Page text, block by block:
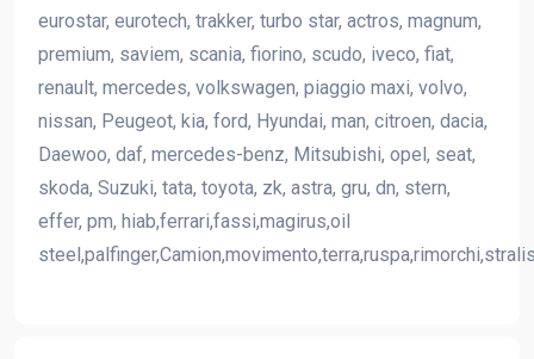
eurostar, eurotech, trakker, turbo star, actros, magnum,
premium, saviem, scania, fiorino, scudo, iveco, fiat,
renault, mercedes, volkswagen, piaggio maxi, volvo,
nissan, Peugeot, kia, ford, Hyundai, man, citroen, dacia,
Daewoo, daf, mercedes-benz, Mitsubishi, opel, seat,
skoda, Suzuki, tata, toyota, zk, astra, gru, dn, stern,
effer, pm, hiab,ferrari,fassi,magirus,oil